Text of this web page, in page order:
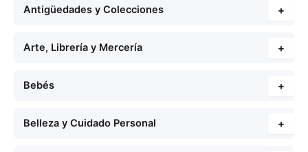
Antigüedades y Colecciones +
Arte, Librería y Mercería +
Bebés +
Belleza y Cuidado Personal +